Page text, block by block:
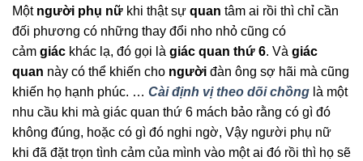
Một người phụ nữ khi thật sự quan tâm ai rồi thì chỉ cần
đối phương có những thay đổi nho nhỏ cũng có
cảm giác khác lạ, đó gọi là giác quan thứ 6. Và giác
quan này có thể khiến cho người đàn ông sợ hãi mà cũng
khiến họ hạnh phúc. … Cài định vị theo dõi chồng là một
nhu cầu khi mà giác quan thứ 6 mách bảo rằng có gì đó
không đúng, hoặc có gì đó nghi ngờ, Vậy người phụ nữ
khi đã đặt trọn tình cảm của mình vào một ai đó rồi thì họ sẽ